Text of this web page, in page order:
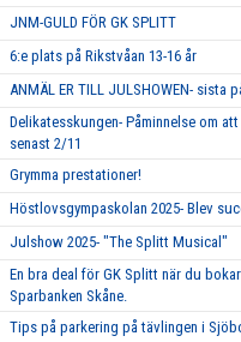
JNM-GULD FÖR GK SPLITT
6:e plats på Rikstvåan 13-16 år
ANMÄL ER TILL JULSHOWEN- sista
Delikatesskungen- Påminnelse om
senast 2/11
Grymma prestationer!
Höstlovsgympaskolan 2025- Blev
Julshow 2025- "The Splitt Musical"
En bra deal för GK Splitt när du
Sparbanken Skåne.
Tips på parkering på tävlingen i